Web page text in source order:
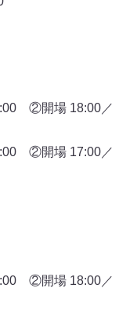
②開場 18:00／
②開場 17:00／
②開場 18:00／